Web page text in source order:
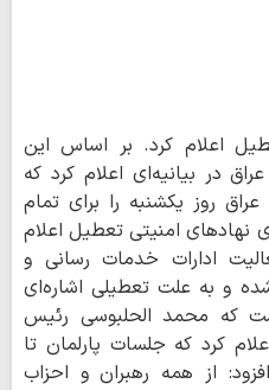
اعلام کرد. بر اساس این
در بیانیه‌ای اعلام کرد که
روز یکشنبه را برای تمام
نهادهای امنیتی تعطیل اعلام
ادارات خدمات رسانی و
اعلام شده و به علت تعطیلی اشاره‌ای
که محمد الحلبوسی رئیس
کرد که جلسات پارلمان تا
از همه رهبران و احزاب